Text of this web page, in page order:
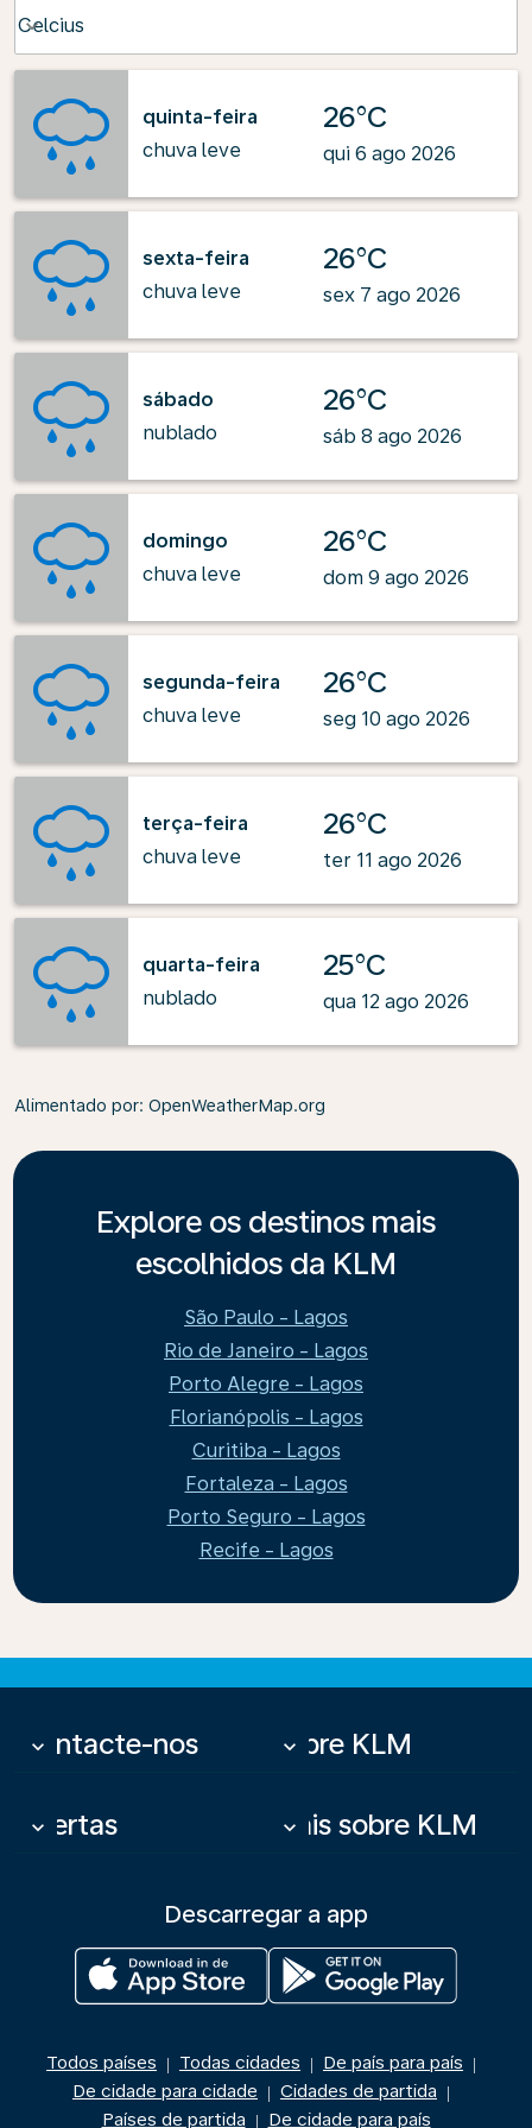
Celcius
keyboard_arrow_down
quinta-feira
chuva leve
26°C
qui 6 ago 2026
sexta-feira
chuva leve
26°C
sex 7 ago 2026
sábado
nublado
26°C
sáb 8 ago 2026
domingo
chuva leve
26°C
dom 9 ago 2026
segunda-feira
chuva leve
26°C
seg 10 ago 2026
terça-feira
chuva leve
26°C
ter 11 ago 2026
quarta-feira
nublado
25°C
qua 12 ago 2026
Alimentado por: OpenWeatherMap.org
Explore os destinos mais
escolhidos da KLM
São Paulo - Lagos
Rio de Janeiro - Lagos
Porto Alegre - Lagos
Florianópolis - Lagos
Curitiba - Lagos
Fortaleza - Lagos
Porto Seguro - Lagos
Recife - Lagos
Contacte-nos
keyboard_arrow_down Sobre KLM
keyboard_arrow_down
Ofertas
keyboard_arrow_down Mais sobre KLM
keyboard_arrow_down
Descarregar a app
Todos países | Todas cidades | De país para país |
De cidade para cidade | Cidades de partida |
Países de partida | De cidade para país